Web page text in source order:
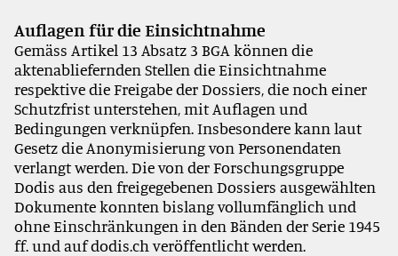
Auflagen für die Einsichtnahme
Gemäss Artikel 13 Absatz 3 BGA können die
aktenabliefernden Stellen die Einsichtnahme
respektive die Freigabe der Dossiers, die noch einer
Schutzfrist unterstehen, mit Auflagen und
Bedingungen verknüpfen. Insbesondere kann laut
Gesetz die Anonymisierung von Personendaten
verlangt werden. Die von der Forschungsgruppe
Dodis aus den freigegebenen Dossiers ausgewählten
Dokumente konnten bislang vollumfänglich und
ohne Einschränkungen in den Bänden der Serie 1945
ff. und auf dodis.ch veröffentlicht werden.